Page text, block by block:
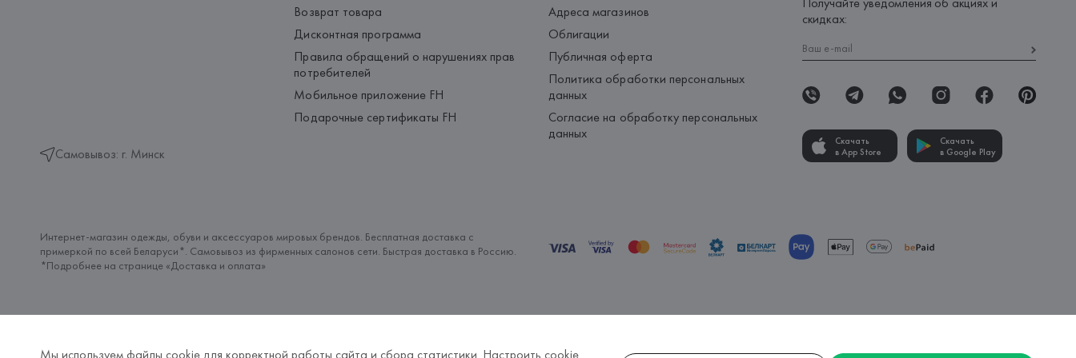
Самовывоз: г. Минск
Возврат товара
Дисконтная программа
Правила обращений о нарушениях прав
потребителей
Мобильное приложение FH
Подарочные сертификаты FH
Адреса магазинов
Облигации
Публичная оферта
Политика обработки персональных
данных
Согласие на обработку персональных
данных
скидках:
Скачать
в App Store
Скачать
в Google Play
Интернет-магазин одежды, обуви и аксессуаров мировых брендов. Бесплатная доставка с
примеркой по всей Беларуси*. Самовывоз из фирменных салонов сети. Быстрая доставка в Россию.
*Подробнее на странице «Доставка и оплата»
Мы используем файлы cookie для корректной работы сайта и сбора статистики. Настроить cookie